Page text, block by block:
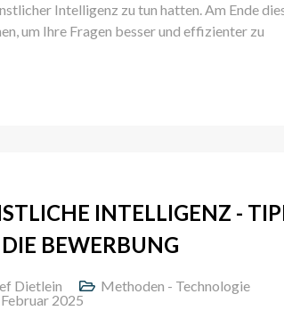
Intelligenz zu tun hatten. Am Ende
um Ihre Fragen besser und effizienter zu
INTELLIGENZ -
BEWERBUNG
Dietlein
Methoden - Technologie
2025